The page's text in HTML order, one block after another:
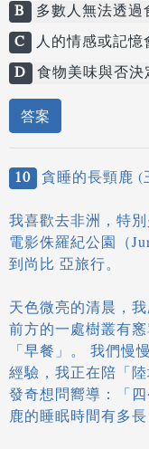
B
多數人無法透
C 人的情感或記
D 食物美味與否
答案
10 貪睡的長頸鹿 (
我喜歡去非洲，特
電影侏羅紀公園（
到尚比 亞旅行。
天色微亮的清晨，
前方的一處樹叢有
「早餐」。 我們慢
經驗，我正在陪「
發奇想問嚮導：「
鹿的睡眠時間有多長